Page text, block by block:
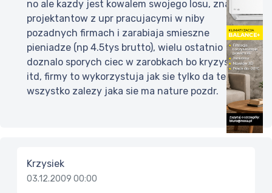
no ale kazdy jest kowalem swojego losu, znam
projektantow z upr pracujacymi w niby
pozadnych firmach i zarabiaja smieszne
pieniadze (np 4.5tys brutto), wielu ostatnio
doznalo sporych ciec w zarobkach bo kryzys i
itd, firmy to wykorzystuja jak sie tylko da teraz,
wszystko zalezy jaka sie ma nature pozdr.
Krzysiek
03.12.2009 00:00